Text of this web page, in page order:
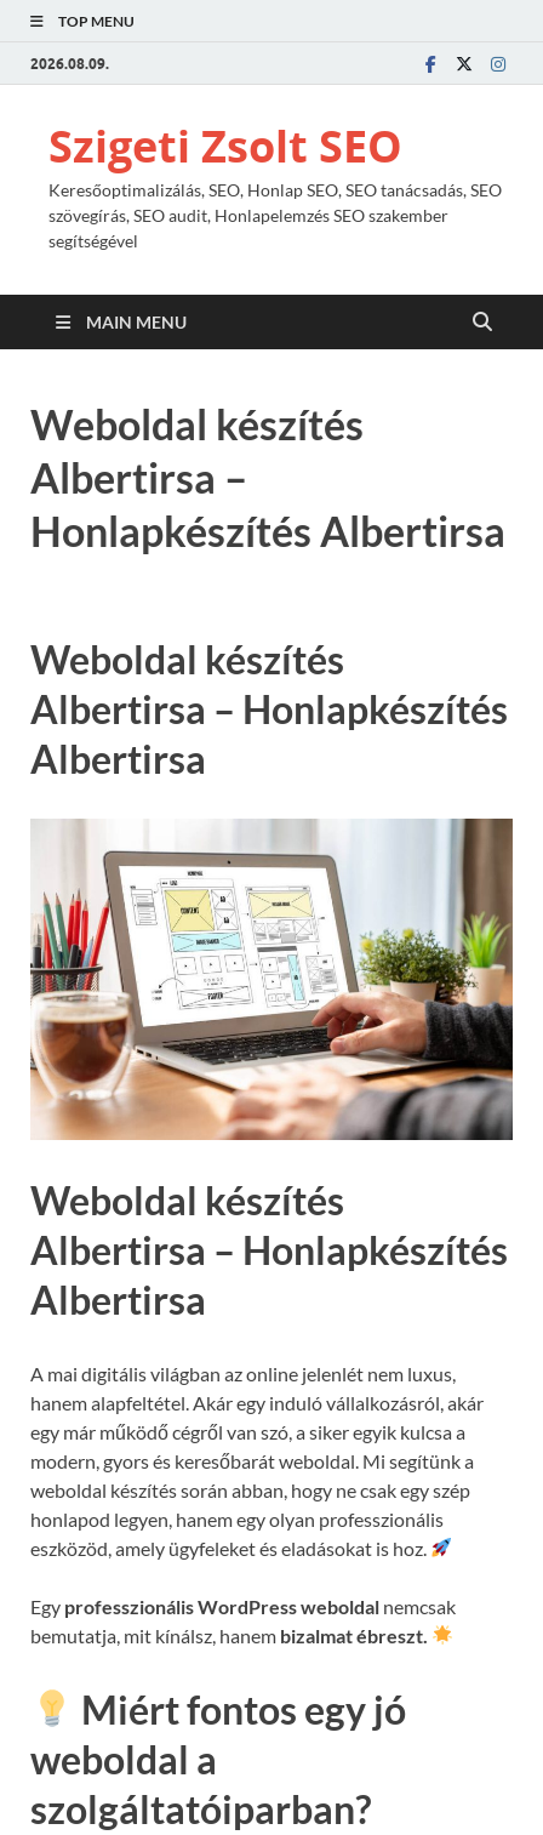
TOP MENU
2026.08.09.
Szigeti Zsolt SEO
Keresőoptimalizálás, SEO, Honlap SEO, SEO tanácsadás, SEO
szövegírás, SEO audit, Honlapelemzés SEO szakember
segítségével
MAIN MENU
Weboldal készítés
Albertirsa –
Honlapkészítés Albertirsa
Weboldal készítés
Albertirsa – Honlapkészítés
Albertirsa
Weboldal készítés
Albertirsa – Honlapkészítés
Albertirsa
A mai digitális világban az online jelenlét nem luxus,
hanem alapfeltétel. Akár egy induló vállalkozásról, akár
egy már működő cégről van szó, a siker egyik kulcsa a
modern, gyors és keresőbarát weboldal. Mi segítünk a
weboldal készítés során abban, hogy ne csak egy szép
honlapod legyen, hanem egy olyan professzionális
eszközöd, amely ügyfeleket és eladásokat is hoz.
Egy professzionális WordPress weboldal nemcsak
bemutatja, mit kínálsz, hanem bizalmat ébreszt.
Miért fontos egy jó
weboldal a
szolgáltatóiparban?